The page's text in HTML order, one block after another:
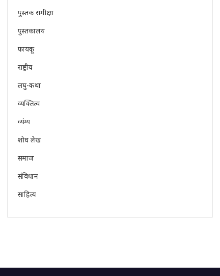
पुस्तक समीक्षा
पुस्तकालय
फायकू
राष्ट्रीय
लघु-कथा
व्यक्तित्व
व्यंग्य
शोध लेख
समाज
संविधान
साहित्य